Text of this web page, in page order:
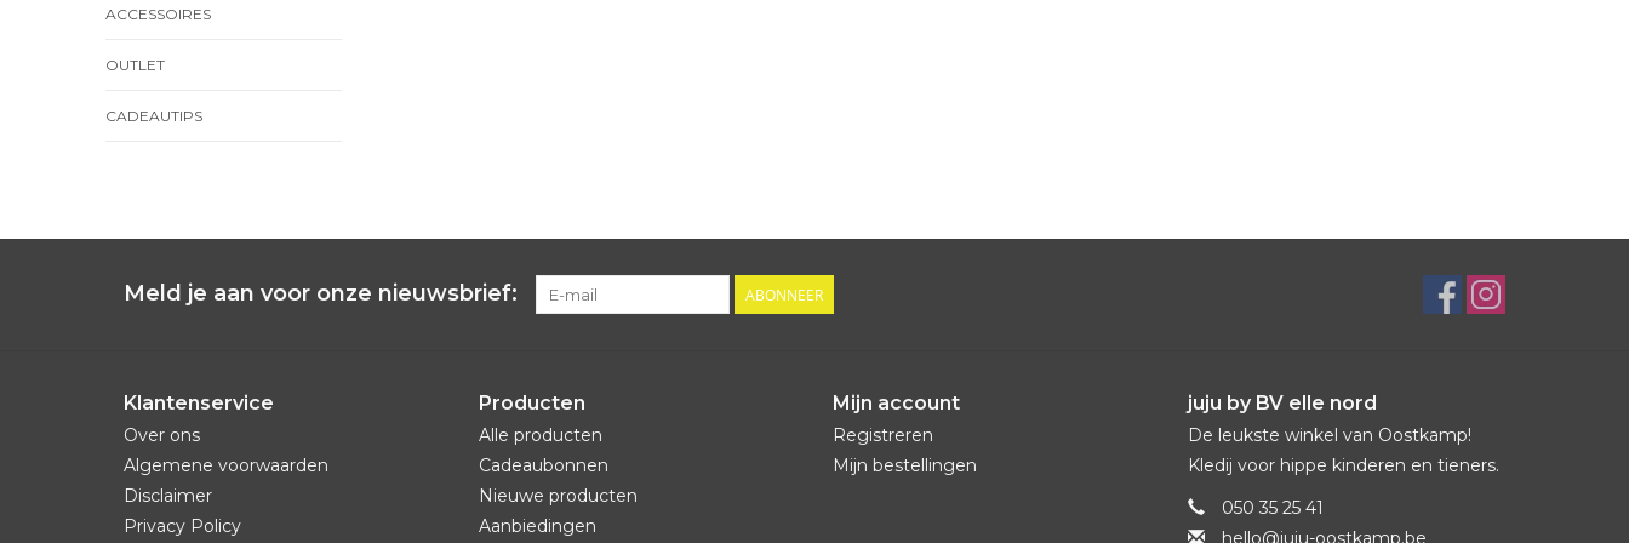
ACCESSOIRES
OUTLET
CADEAUTIPS
Meld je aan voor onze nieuwsbrief: ABONNEER
Klantenservice
Over ons
Algemene voorwaarden
Disclaimer
Privacy Policy
Producten
Alle producten
Cadeaubonnen
Nieuwe producten
Aanbiedingen
Mijn account
Registreren
Mijn bestellingen
juju by BV elle nord
De leukste winkel van Oostkamp!
Kledij voor hippe kinderen en tieners.
050 35 25 41
hello@juju-oostkamp.be